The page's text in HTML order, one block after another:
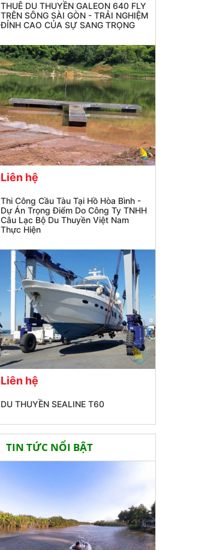
THUÊ DU THUYỀN GALEON 640 FLY
TRÊN SÔNG SÀI GÒN - TRẢI NGHIỆM
ĐỈNH CAO CỦA SỰ SANG TRỌNG
Liên hệ
Thi Công Cầu Tàu Tại Hồ Hòa Bình -
Dự Án Trọng Điểm Do Công Ty TNHH
Câu Lạc Bộ Du Thuyền Việt Nam
Thực Hiện
Liên hệ
DU THUYỀN SEALINE T60
TIN TỨC NỔI BẬT